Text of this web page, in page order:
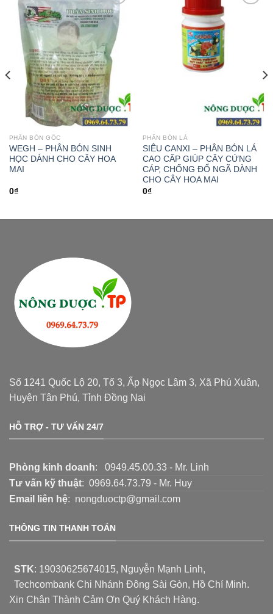
Add to
wishlist
PHÂN BÓN GỐC
WEGH – PHÂN BÓN SINH
HỌC DÀNH CHO CÂY HOA
MAI
0₫
PHÂN BÓN LÁ
SIÊU CANXI – PHÂN BÓN LÁ
CAO CẤP GIÚP CÂY CỨNG
CÁP, CHỐNG ĐỔ NGÃ DÀNH
CHO CÂY HOA MAI
0₫
Số 1241 Quốc Lộ 20, Tổ 3, Ấp Ngọc Lâm 3, Xã Phú Xuân,
Huyện Tân Phú, Tỉnh Đồng Nai
HỖ TRỢ - TƯ VẤN 24/7
Phòng kinh doanh: 0949.45.00.33 - Mr. Linh
Tư vấn kỹ thuật: 0969.64.73.79 - Mr. Huy
Email liên hệ: nongduoctp@gmail.com
THÔNG TIN THANH TOÁN
STK: 19030625674015, Nguyễn Mạnh Linh,
Techcombank Chi Nhánh Đông Sài Gòn, Hồ Chí Minh.
Xin Chân Thành Cảm Ơn Quý Khách Hàng.